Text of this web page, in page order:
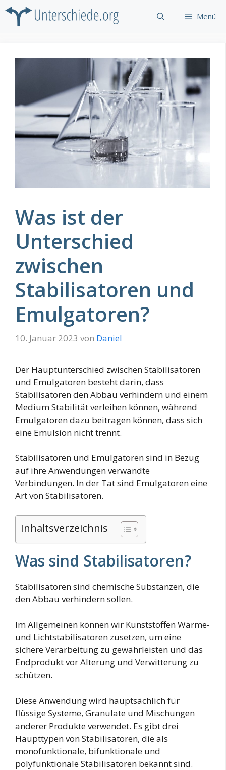
Zum
Inhalt
Menü
Was ist der
Unterschied
zwischen
Stabilisatoren und
Emulgatoren?
10. Januar 2023 von Daniel
Der Hauptunterschied zwischen Stabilisatoren
und Emulgatoren besteht darin, dass
Stabilisatoren den Abbau verhindern und einem
Medium Stabilität verleihen können, während
Emulgatoren dazu beitragen können, dass sich
eine Emulsion nicht trennt.
Stabilisatoren und Emulgatoren sind in Bezug
auf ihre Anwendungen verwandte
Verbindungen. In der Tat sind Emulgatoren eine
Art von Stabilisatoren.
Inhaltsverzeichnis
Was sind Stabilisatoren?
Stabilisatoren sind chemische Substanzen, die
den Abbau verhindern sollen.
Im Allgemeinen können wir Kunststoffen Wärme-
und Lichtstabilisatoren zusetzen, um eine
sichere Verarbeitung zu gewährleisten und das
Endprodukt vor Alterung und Verwitterung zu
schützen.
Diese Anwendung wird hauptsächlich für
flüssige Systeme, Granulate und Mischungen
anderer Produkte verwendet. Es gibt drei
Haupttypen von Stabilisatoren, die als
monofunktionale, bifunktionale und
polyfunktionale Stabilisatoren bekannt sind.